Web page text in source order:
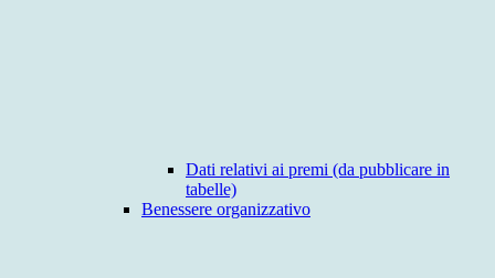
Dati relativi ai premi (da pubblicare in
tabelle)
Benessere organizzativo